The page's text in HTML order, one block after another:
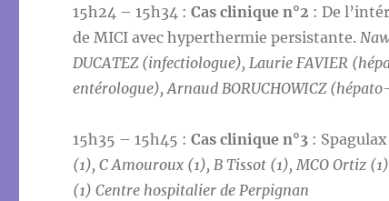
15h24 – 15h34 :Cas clinique n°2 : De
de MICI avec hyperthermie persistante.
DUCATEZ (infectiologue), Laurie FAVIER
entérologue), Arnaud BORUCHOWICZ
15h35 – 15h45 :Cas clinique n°3 :
(1), C Amouroux (1), B Tissot (1), MCO Ortiz
(1) Centre hospitalier de Perpignan